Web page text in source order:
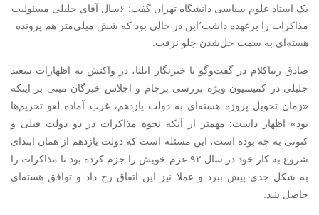
یک استاد علوم سیاسی دانشگاه تهران گفت: ۶سال آقای جلیلی مسئولیت
مذاکرات را برعهده داشت٬این در حالی بود که شش میلی‌متر هم پرونده
هسته‌ای به سمت حل‌شدن جلو نرفت.
صادق زیباکلام در گفت‌وگو با خبرنگار ایلنا، در واکنش به اظهارات سعید
جلیلی در کمیسیون ویژه بررسی برجام و اجلاس خبرگان مبنی بر اینکه
«زمان تحویل پروژه هسته‌ای به دولت یازدهم، غرب آماده لغو تحریم‌ها
بود» اظهار داشت: مهمتر از آنکه نحوه مذاکرات در دو دولت قبلی و
کنونی به چه بوده است، این مسئله است که دولت یازدهم از‌‌ همان ابتدای
شروع به کار خود در سال ۹۲ عزم خویش را جزم کرده بود تا مذاکرات را
به شکل جدی پیش ببرد و عملا نیز این اتفاق رخ داد و توافق هسته‌ای
حاصل شد.